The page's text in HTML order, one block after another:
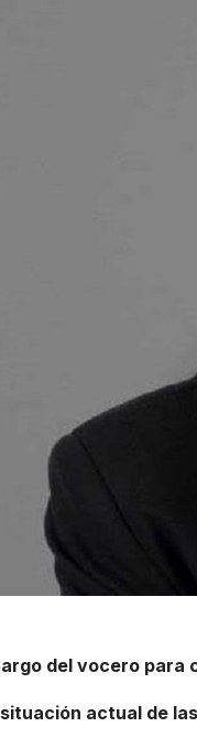
del vocero para
situación actual de